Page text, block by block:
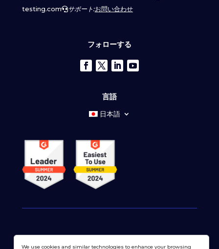
testing.com
サポート:お問い合わせ
フォローする
言語
日本語
We use cookies and similar technologies to enhance your browsing